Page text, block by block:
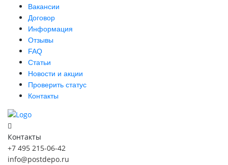
Вакансии
Договор
Информация
Отзывы
FAQ
Статьи
Новости и акции
Проверить статус
Контакты
Контакты
+7 495 215-06-42
info@postdepo.ru